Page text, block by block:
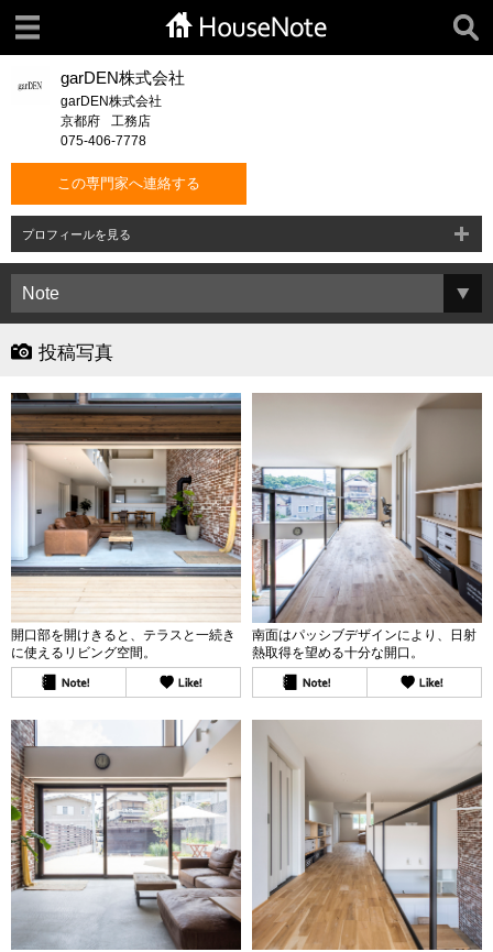
garDEN株式会社
garDEN株式会社
京都府
工務店
075-406-7778
この専門家へ連絡する
プロフィールを見る
投稿写真
開口部を開けきると、テラスと一続き
に使えるリビング空間。
南面はパッシブデザインにより、日射
熱取得を望める十分な開口。